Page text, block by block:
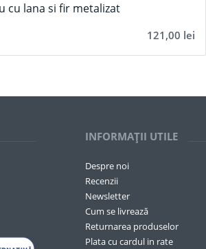
cu lana si fir metalizat
121,00 lei
INFORMAȚII UTILE
Despre noi
Recenzii
Newsletter
Cum se livrează
Returnarea produselor
Plata cu cardul in rate